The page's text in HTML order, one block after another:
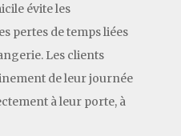
évite les
pertes de temps liées
Les clients
de leur journée
à leur porte, à